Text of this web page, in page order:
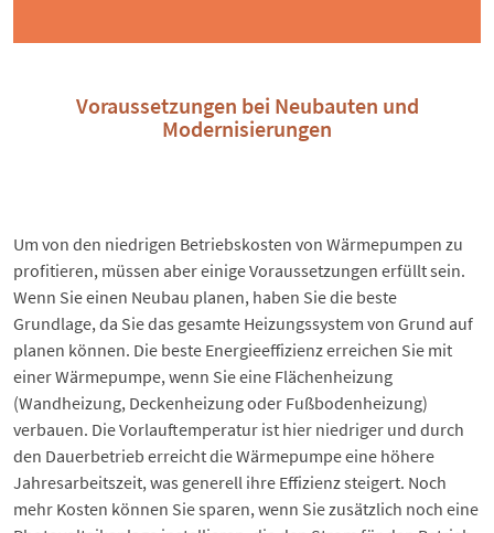
Voraussetzungen bei Neubauten und
Modernisierungen
Um von den niedrigen Betriebskosten von Wärmepumpen zu
profitieren, müssen aber einige Voraussetzungen erfüllt sein.
Wenn Sie einen Neubau planen, haben Sie die beste
Grundlage, da Sie das gesamte Heizungssystem von Grund auf
planen können. Die beste Energieeffizienz erreichen Sie mit
einer Wärmepumpe, wenn Sie eine Flächenheizung
(Wandheizung, Deckenheizungoder Fußbodenheizung)
verbauen. Die Vorlauftemperatur ist hier niedriger und durch
den Dauerbetrieb erreicht die Wärmepumpe eine höhere
Jahresarbeitszeit, was generell ihre Effizienz steigert. Noch
mehr Kosten können Sie sparen, wenn Sie zusätzlich noch eine